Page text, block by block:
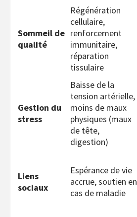
Sommeil de
qualité
Régénération
cellulaire,
renforcement
immunitaire,
réparation
tissulaire
Gestion du
stress
Baisse de la
tension artérielle,
moins de maux
physiques (maux
de tête,
digestion)
Liens
sociaux
Espérance de vie
accrue, soutien en
cas de maladie